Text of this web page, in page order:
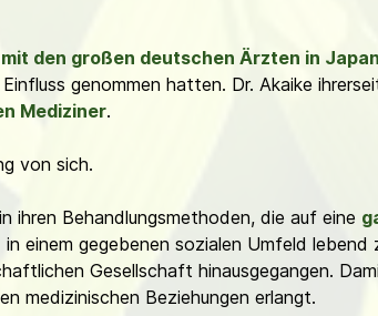
mit den großen deutschen Ärzten in Japan
genommen hatten. Dr. Akaike
Mediziner.
von sich.
ihren Behandlungsmethoden, die auf eine
einem gegebenen sozialen Umfeld
Gesellschaft hinausgegangen.
medizinischen Beziehungen erlangt.